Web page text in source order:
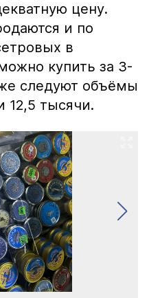
цену.
и по
в
купить за 3-
следуют объёмы
12,5 тысячи.